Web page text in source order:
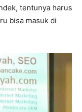
tentunya harus
bisa masuk di